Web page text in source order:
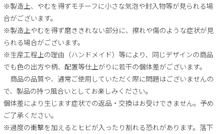
※製造上、やむを得ずモチーフに小さな気泡や封入物等が見られる場
合がございます。
※製造上やむを得ず磨ききれない部分に、擦れや傷のような症状が見
られる場合がございます。
※生産工程上の理由（ハンドメイド）等により、同じデザインの商品
でも色の出方や柄、配置等仕上がりに若干の個体差がございます。
商品の品質や、通常ご使用していただく際に問題はございませんの
で、製品の持つ風合いとしてお楽しみください。
個体差により生じます症状での返品・交換はお受けできません。予め
ご了承ください。
※過度の衝撃を加えるとヒビが入ったり割れる恐れがあります。落下